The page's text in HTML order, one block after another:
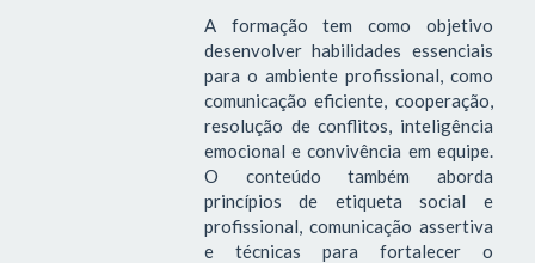
A formação tem como objetivo
desenvolver habilidades essenciais
para o ambiente profissional, como
comunicação eficiente, cooperação,
resolução de conflitos, inteligência
emocional e convivência em equipe.
O conteúdo também aborda
princípios de etiqueta social e
profissional, comunicação assertiva
e técnicas para fortalecer o